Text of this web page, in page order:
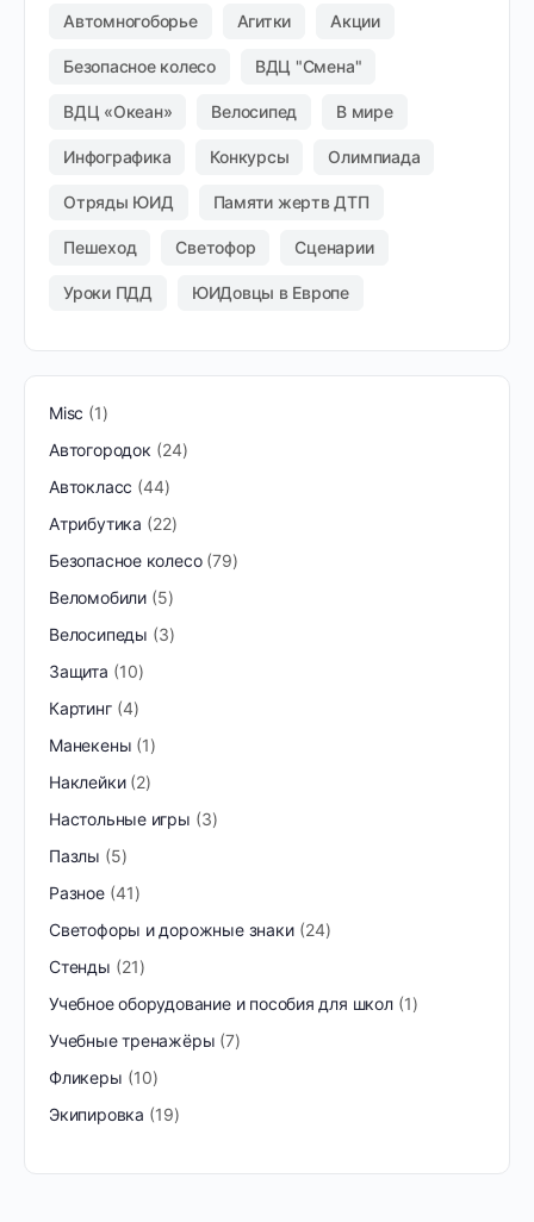
Автомногоборье Агитки Акции
Безопасное колесо ВДЦ "Смена"
ВДЦ «Океан» Велосипед В мире
Инфографика Конкурсы Олимпиада
Отряды ЮИД Памяти жертв ДТП
Пешеход Светофор Сценарии
Уроки ПДД ЮИДовцы в Европе
Misc
1
Автогородок
24
Автокласс 44
Атрибутика
22
Безопасное колесо 79
Веломобили 5
Велосипеды
3
Защита
10
Картинг 4
Манекены 1
Наклейки 2
Настольные игры
3
Пазлы
5
Разное 41
Светофоры и дорожные знаки
24
Стенды
21
Учебное оборудование и пособия для школ 1
Учебные тренажёры 7
Фликеры
10
Экипировка
19